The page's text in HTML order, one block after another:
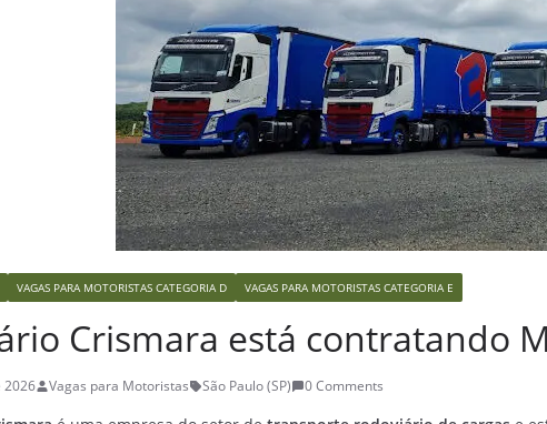
VAGAS PARA MOTORISTAS CATEGORIA D VAGAS PARA MOTORISTAS CATEGORIA E
Crismara está contratando
2026 Vagas para Motoristas São Paulo (SP) 0 Comments